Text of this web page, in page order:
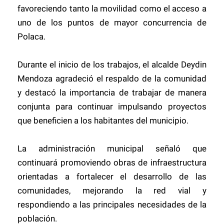
favoreciendo tanto la movilidad como el acceso a
uno de los puntos de mayor concurrencia de
Polaca.
Durante el inicio de los trabajos, el alcalde Deydin
Mendoza agradeció el respaldo de la comunidad
y destacó la importancia de trabajar de manera
conjunta para continuar impulsando proyectos
que beneficien a los habitantes del municipio.
La administración municipal señaló que
continuará promoviendo obras de infraestructura
orientadas a fortalecer el desarrollo de las
comunidades, mejorando la red vial y
respondiendo a las principales necesidades de la
población.